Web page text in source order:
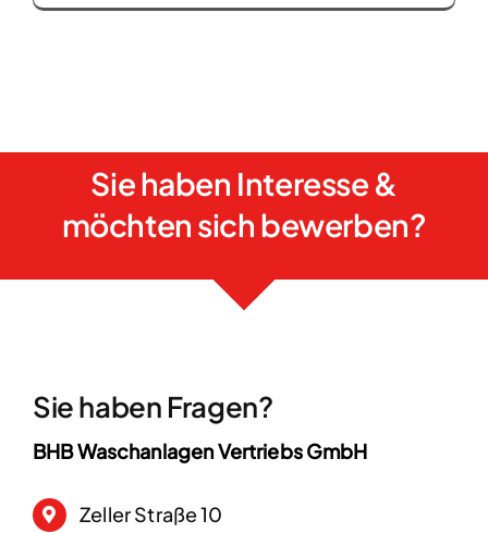
Sie haben Interesse &
möchten sich bewerben?
Sie haben Fragen?
BHB Waschanlagen Vertriebs GmbH
Zeller Straße 10